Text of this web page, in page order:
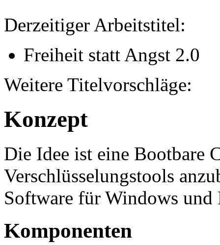
Derzeitiger Arbeitstitel:
Freiheit statt Angst 2.0
Weitere Titelvorschläge:
Konzept
Die Idee ist eine Bootbare
Verschlüsselungstools
Software für Windows und
Komponenten